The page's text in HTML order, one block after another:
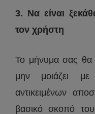
3. Να είναι
τον χρήστη
Το μήνυμα σας θα
μην μοιάζει
αντικειμένων
βασικό σκοπό